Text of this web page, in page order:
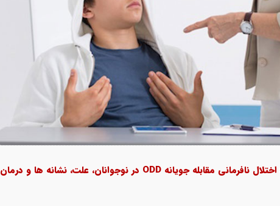
اختلال نافرمانی مقابله جویانه ODD در نوجوانان، علت، نشانه ها و درمان